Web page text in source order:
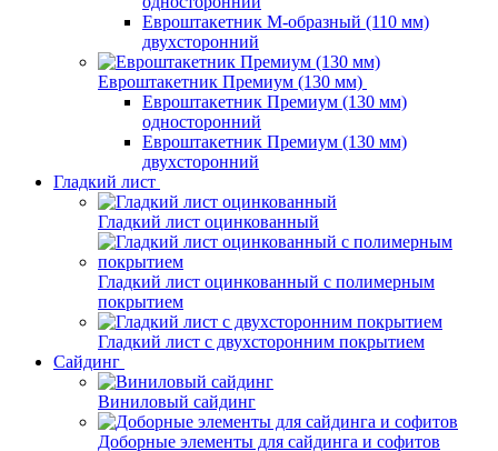
Евроштакетник М-образный (110 мм)
двухсторонний
Евроштакетник Премиум (130 мм)
Евроштакетник Премиум (130 мм)
односторонний
Евроштакетник Премиум (130 мм)
двухсторонний
Гладкий лист
Гладкий лист оцинкованный
Гладкий лист оцинкованный с полимерным
покрытием
Гладкий лист с двухсторонним покрытием
Сайдинг
Виниловый сайдинг
Доборные элементы для сайдинга и софитов